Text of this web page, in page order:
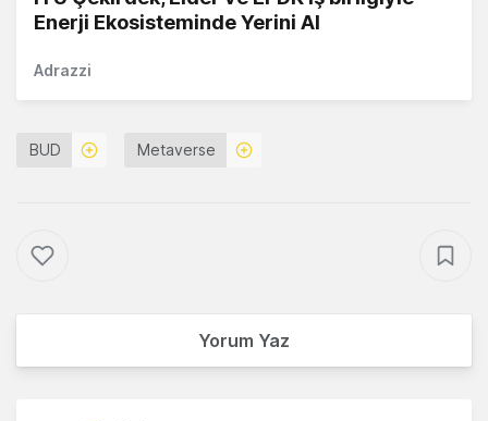
Enerji Ekosisteminde Yerini Al
Adrazzi
BUD Metaverse
Yorum Yaz